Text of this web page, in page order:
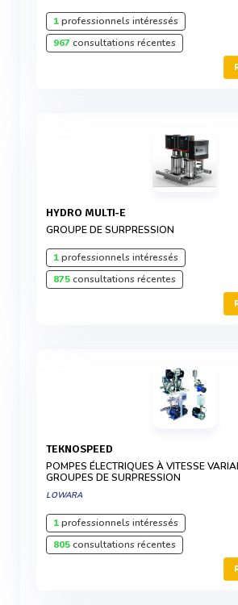
1professionnels intéressés
967consultations récentes
HYDRO MULTI-E
GROUPE DE SURPRESSION
1professionnels intéressés
875consultations récentes
TEKNOSPEED
POMPES ÉLECTRIQUES À VITESSE
GROUPES DE SURPRESSION
LOWARA
1professionnels intéressés
805consultations récentes